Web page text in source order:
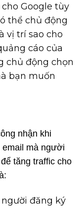
Google tùy
thể chủ động
vị trí sao cho
cáo của
chủ động chọn
bạn muốn
nhận khi
mà người
tăng traffic cho
đăng ký